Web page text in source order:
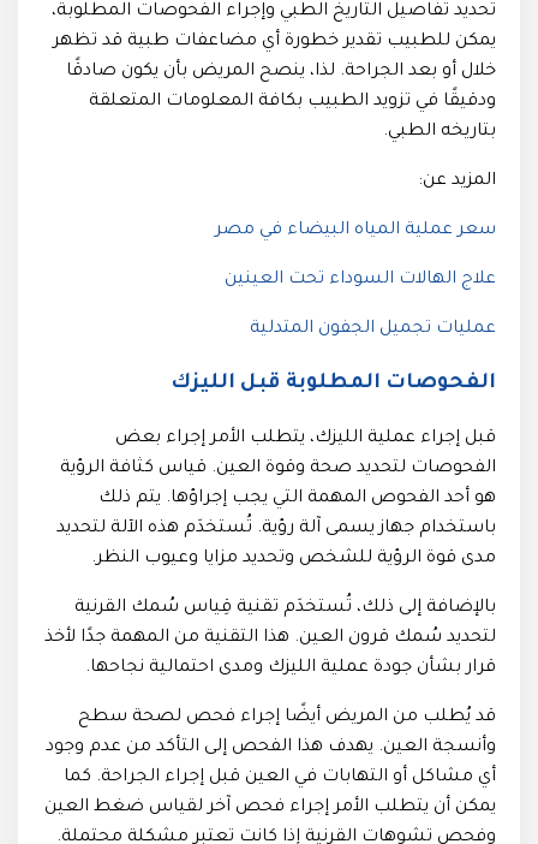
تحديد تفاصيل التاريخ الطبي وإجراء الفحوصات المطلوبة،
يمكن للطبيب تقدير خطورة أي مضاعفات طبية قد تظهر
خلال أو بعد الجراحة. لذا، ينصح المريض بأن يكون صادقًا
ودقيقًا في تزويد الطبيب بكافة المعلومات المتعلقة
بتاريخه الطبي.
المزيد عن:
سعر عملية المياه البيضاء في مصر
علاج الهالات السوداء تحت العينين
عمليات تجميل الجفون المتدلية
الفحوصات المطلوبة قبل الليزك
قبل إجراء عملية الليزك، يتطلب الأمر إجراء بعض
الفحوصات لتحديد صحة وقوة العين. قياس كثافة الرؤية
هو أحد الفحوص المهمة التي يجب إجراؤها. يتم ذلك
باستخدام جهاز يسمى آلة رؤية. تُستخدَم هذه الآلة لتحديد
مدى قوة الرؤية للشخص وتحديد مزايا وعيوب النظر.
بالإضافة إلى ذلك، تُستخدَم تقنية قِياس سُمك القرنية
لتحديد سُمك قرون العين. هذا التقنية من المهمة جدًا لأخذ
قرار بشأن جودة عملية الليزك ومدى احتمالية نجاحها.
قد يُطلب من المريض أيضًا إجراء فحص لصحة سطح
وأنسجة العين. يهدف هذا الفحص إلى التأكد من عدم وجود
أي مشاكل أو التهابات في العين قبل إجراء الجراحة. كما
يمكن أن يتطلب الأمر إجراء فحص آخر لقياس ضغط العين
وفحص تشوهات القرنية إذا كانت تعتبر مشكلة محتملة.